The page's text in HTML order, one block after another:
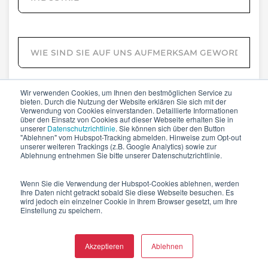
Wir verwenden Cookies, um Ihnen den bestmöglichen Service zu
bieten. Durch die Nutzung der Website erklären Sie sich mit der
Verwendung von Cookies einverstanden. Detaillierte Informationen
über den Einsatz von Cookies auf dieser Webseite erhalten Sie in
unserer Datenschutzrichtlinie. Sie können sich über den Button
"Ablehnen" vom Hubspot-Tracking abmelden. Hinweise zum Opt-out
unserer weiteren Trackings (z.B. Google Analytics) sowie zur
Ablehnung entnehmen Sie bitte unserer Datenschutzrichtlinie.
Wenn Sie die Verwendung der Hubspot-Cookies ablehnen, werden
Ihre Daten nicht getrackt sobald Sie diese Webseite besuchen. Es
wird jedoch ein einzelner Cookie in Ihrem Browser gesetzt, um Ihre
Einstellung zu speichern.
Akzeptieren Ablehnen
Die von mir angegebenen personenbezogenen
Daten dürfen für den Versand von
personalisierten Newslettern durch die W4
verarbeitet werden. Mein Einverständnis kann ich
jederzeit im Abmeldelink des Newsletters
Datenschutzerklärung.*